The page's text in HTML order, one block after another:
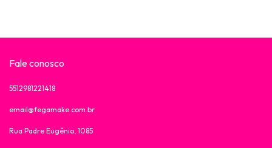
Fale conosco
5512981221418
email@fegamake.com.br
Rua Padre Eugênio, 1085